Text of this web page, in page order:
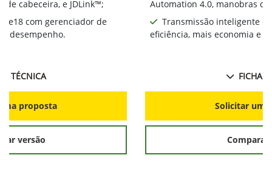
de cabeceira, e JDLink™;
e18 com gerenciador de
desempenho.
TÉCNICA
proposta
versão
Automation 4.0, manobras
Transmissão inteligente
eficiência, mais economia e
FICHA
Solicitar
Comparar